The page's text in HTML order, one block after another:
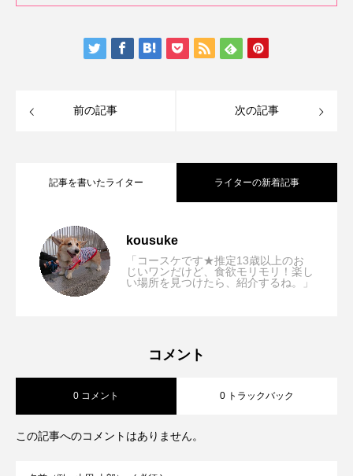
前の記事 次の記事
記事を書いたライター ライターの新着記事
kousuke
「コースケです★推定13歳以上のお
じいワンだけど、食欲モリモリ！楽し
い場所を見つけたら、紹介するね。」
2023.03.16 【兵庫/川西市】caffè VERO with the
dog(カフェ ヴェロ)「隠れ家的なドッグカ
フェ！大型犬の同伴もOK！」
2022.09.09 【兵庫/宝塚市】宝塚北SA「ドッグランで
ット同伴可おしゃれカフェ♪レインボーチ
コメント
0 コメント 0 トラックバック
この記事へのコメントはありません。